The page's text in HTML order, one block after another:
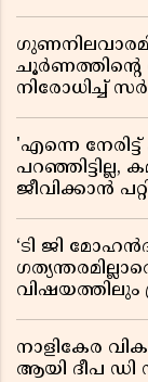
നിരോധിച്ച്
'എന്നെ
ജീവിക്കാൻ
‘ടി ജി
വിഷയത്തിലും
നാളികേര
ആയി ദീപ ഡി